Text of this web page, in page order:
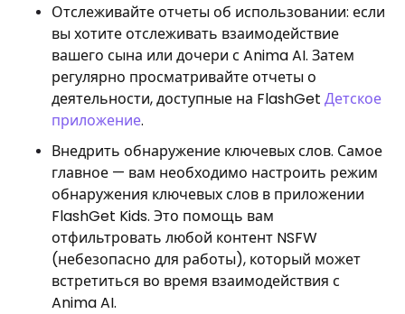
Отслеживайте отчеты об использовании: если
вы хотите отслеживать взаимодействие
вашего сына или дочери с Anima AI. Затем
регулярно просматривайте отчеты о
деятельности, доступные на FlashGet Детское
приложение.
Внедрить обнаружение ключевых слов. Самое
главное — вам необходимо настроить режим
обнаружения ключевых слов в приложении
FlashGet Kids. Это помощь вам
отфильтровать любой контент NSFW
(небезопасно для работы), который может
встретиться во время взаимодействия с
Anima AI.